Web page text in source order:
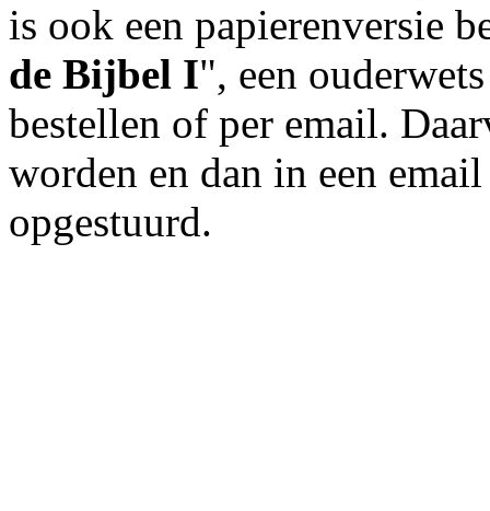
is ook een papierenversie
de Bijbel I", een
bestellen of per email.
worden en dan in een
opgestuurd.